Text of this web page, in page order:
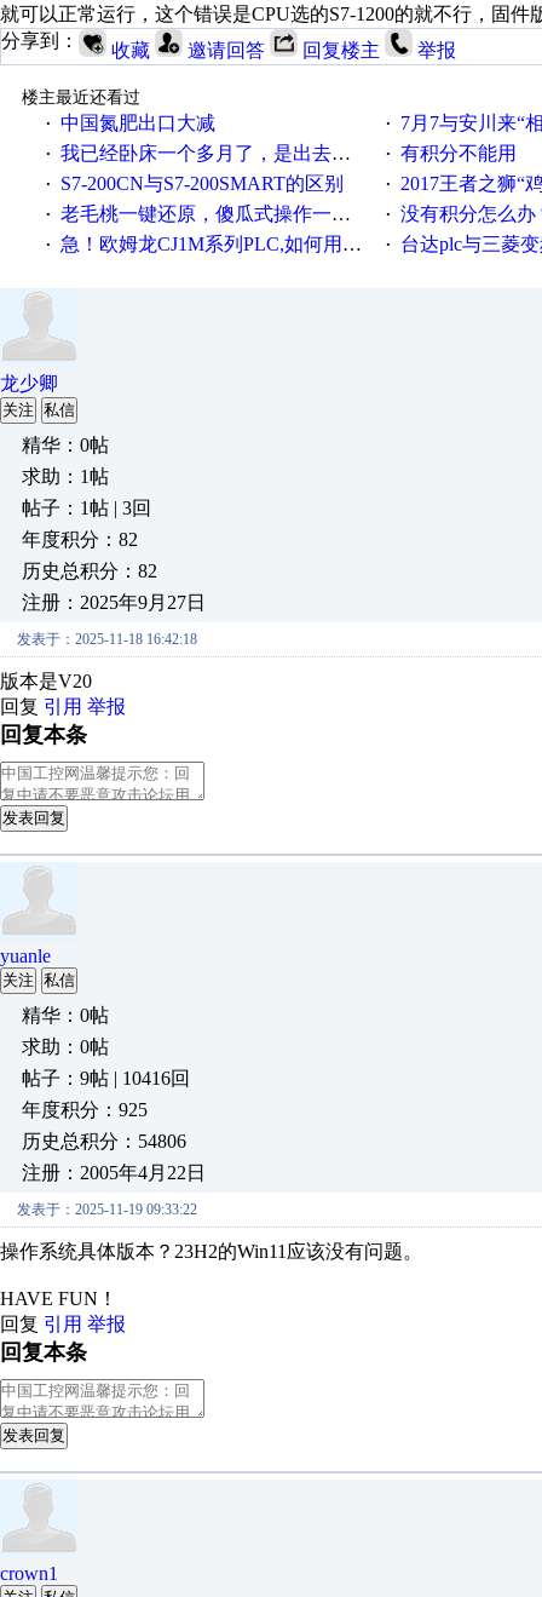
就可以正常运行，这个错误是CPU选的S7-1200的就不行，固件
分享到：
收藏 邀请回答 回复楼主 举报
楼主最近还看过
· 中国氮肥出口大减 · 7月7与安川来“
· 我已经卧床一个多月了，是出去安装机械手在高速遭遇车祸所致:大家工作都要特别注意啊 · 有积分不能用
· S7-200CN与S7-200SMART的区别 · 2017王者之狮“鸡”情签到
· 老毛桃一键还原，傻瓜式操作一键轻松备份还原；程序为向导式安装，一键即可实现自动备份或还原系统。 · 没有积分怎么办
· 急！欧姆龙CJ1M系列PLC,如何用时间控制变频器。要求时间在组态王中可以自由输入！拜托各位大神了！ · 台达plc与三菱
龙少卿
关注 私信
精华：0帖
求助：1帖
帖子：1帖 | 3回
年度积分：82
历史总积分：82
注册：2025年9月27日
发表于：2025-11-18 16:42:18
版本是V20
回复 引用 举报
回复本条
发表回复
yuanle
关注 私信
精华：0帖
求助：0帖
帖子：9帖 | 10416回
年度积分：925
历史总积分：54806
注册：2005年4月22日
发表于：2025-11-19 09:33:22
操作系统具体版本？23H2的Win11应该没有问题。
HAVE FUN！
回复 引用 举报
回复本条
发表回复
crown1